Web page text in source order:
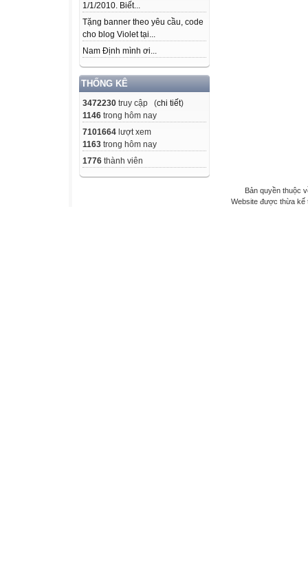
1/1/2010. Biết...
Tặng banner theo yêu cầu, code
cho blog Violet tại...
Nam Định mình ơi...
THỐNG KÊ
3472230 truy cập (chi tiết)
1146 trong hôm nay
7101664 lượt xem
1163 trong hôm nay
1776 thành viên
Bản quyền thuộc
Website được thừa